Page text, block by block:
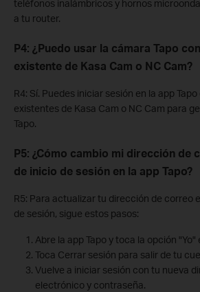
teléfonos inalámbricos y hornos
a tu router.
P4: ¿Puedo usar la cámara Tapo
existente de Kasa Cam o NC Cam?
R4: Sí. Puedes iniciar sesión en la app
existentes de Kasa Cam o NC Cam para
Tapo.
P5: ¿Cómo cambio mi dirección de
de inicio de sesión en la app Tapo?
R5: Para actualizar tu dirección de correo
de sesión, sigue estos pasos:
Abre la app Tapo y toca la opción "Yo"
Toca Cerrar sesión para salir de tu
Vuelve a iniciar sesión con tu nueva
electrónico y contraseña.